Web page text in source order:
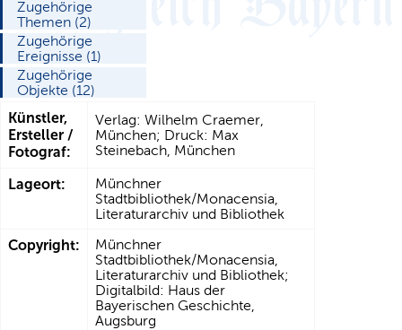
Zugehörige
Themen (2)
Zugehörige
Ereignisse (1)
Zugehörige
Objekte (12)
Künstler,
Ersteller /
Fotograf:
Verlag: Wilhelm Craemer,
München; Druck: Max
Steinebach, München
Lageort:
Münchner
Stadtbibliothek/Monacensia,
Literaturarchiv und Bibliothek
Copyright:
Münchner
Stadtbibliothek/Monacensia,
Literaturarchiv und Bibliothek;
Digitalbild: Haus der
Bayerischen Geschichte,
Augsburg